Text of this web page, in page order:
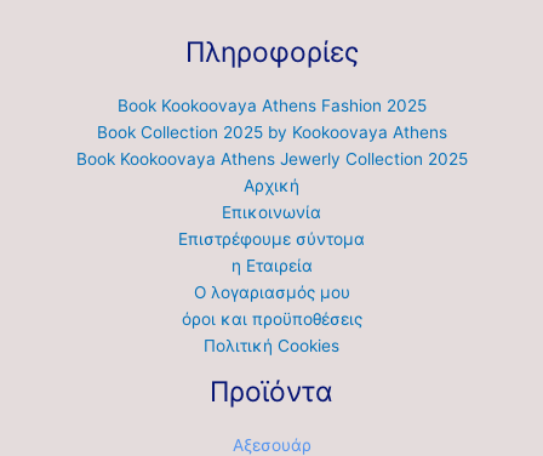
Πληροφορίες
Book Kookoovaya Athens Fashion 2025
Book Collection 2025 by Kookoovaya Athens
Book Kookoovaya Athens Jewerly Collection 2025
Αρχική
Επικοινωνία
Επιστρέφουμε σύντομα
η Εταιρεία
Ο λογαριασμός μου
όροι και προϋποθέσεις
Πολιτική Cookies
Προϊόντα
Αξεσουάρ